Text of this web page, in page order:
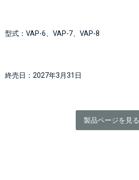
型式：VAP-6、VAP-7、VAP-8
終売日：2027年3月31日
製品ページを見る